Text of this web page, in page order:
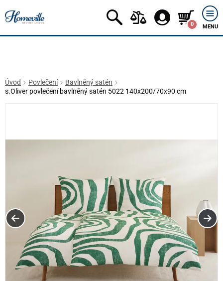
0 MENU
Úvod Povlečení
Bavlněný satén
s.Oliver povlečení bavlněný satén 5022 140x200/70x90 cm